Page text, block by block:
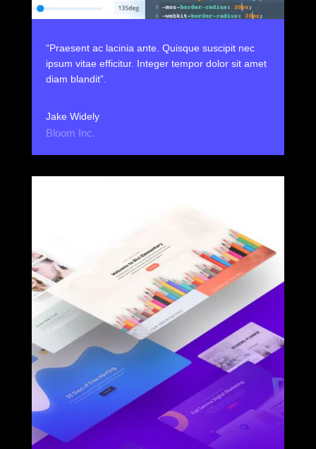
“Praesent ac lacinia ante. Quisque suscipit nec
ipsum vitae efficitur. Integer tempor dolor sit amet
diam blandit”.
Jake Widely
Bloom Inc.